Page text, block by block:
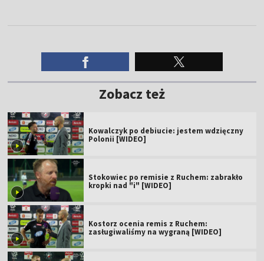
Zobacz też
Kowalczyk po debiucie: jestem wdzięczny
Polonii [WIDEO]
Stokowiec po remisie z Ruchem: zabrakło
kropki nad "i" [WIDEO]
Kostorz ocenia remis z Ruchem:
zasługiwaliśmy na wygraną [WIDEO]